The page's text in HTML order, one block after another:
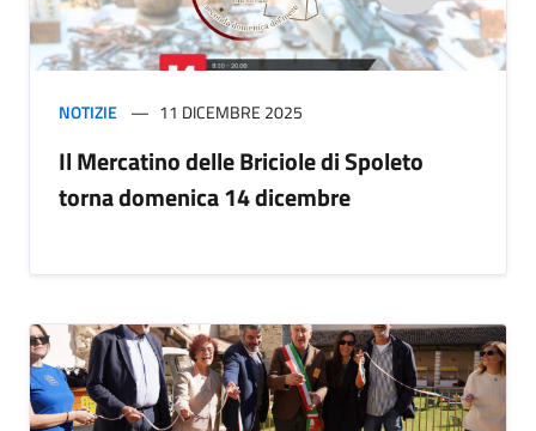
NOTIZIE 11 DICEMBRE 2025
Il Mercatino delle Briciole di Spoleto
torna domenica 14 dicembre